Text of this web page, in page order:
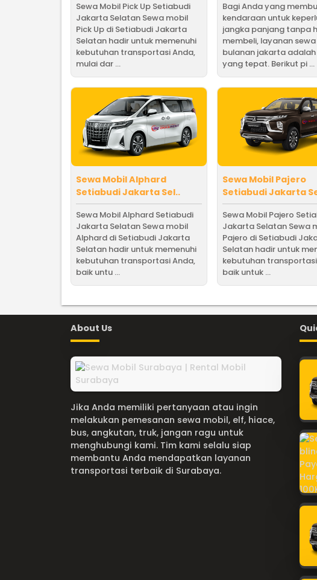
Sewa Mobil Pick Up Setiabudi
Jakarta Selatan Sewa mobil
Pick Up di Setiabudi Jakarta
Selatan hadir untuk memenuhi
kebutuhan transportasi Anda,
mulai dar ...
Bagi Anda yang
kendaraan untuk
jangka panjang tanpa
membeli, layanan
bulanan jakarta adalah
yang tepat. Berikut pi ...
Sewa Mobil Alphard
Setiabudi Jakarta Sel..
Sewa Mobil Alphard Setiabudi
Jakarta Selatan Sewa mobil
Alphard di Setiabudi Jakarta
Selatan hadir untuk memenuhi
kebutuhan transportasi Anda,
baik untu ...
Sewa Mobil Pajero
Setiabudi Jakarta
Sewa Mobil Pajero
Jakarta Selatan Sewa
Pajero di Setiabudi
Selatan hadir untuk
kebutuhan
baik untuk ...
About Us
Jika Anda memiliki pertanyaan atau ingin
melakukan pemesanan sewa mobil, elf, hiace,
bus, angkutan, truk, jangan ragu untuk
menghubungi kami. Tim kami selalu siap
membantu Anda mendapatkan layanan
transportasi terbaik di Surabaya.